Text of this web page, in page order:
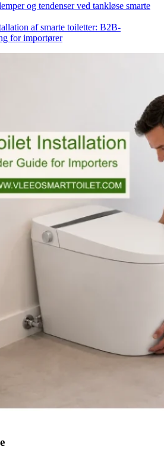
og tendenser ved tankløse smarte
af smarte toiletter: B2B-
for importører